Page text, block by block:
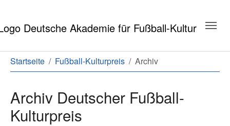
Sie sind hier:
Startseite Fußball-Kulturpreis Archiv
Archiv Deutscher Fußball-
Kulturpreis